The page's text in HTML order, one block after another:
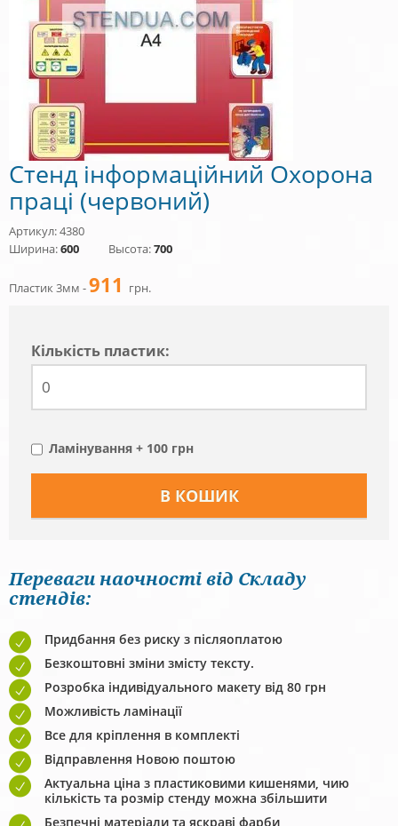
Стенд інформаційний Охорона
праці (червоний)
Артикул: 4380
Ширина:600 Высота:700
Пластик 3мм -911 грн.
Кiлькiсть пластик:
Ламінування + 100 грн
Переваги наочності від Складу
стендів:
Придбання без риску з післяоплатою
Безкоштовні зміни змісту тексту.
Розробка індивідуального макету від 80 грн
Можливість ламінації
Все для кріплення в комплекті
Відправлення Новою поштою
Актуальна ціна з пластиковими кишенями, чию
кількість та розмір стенду можна збільшити
Безпечні матеріали та яскраві фарби